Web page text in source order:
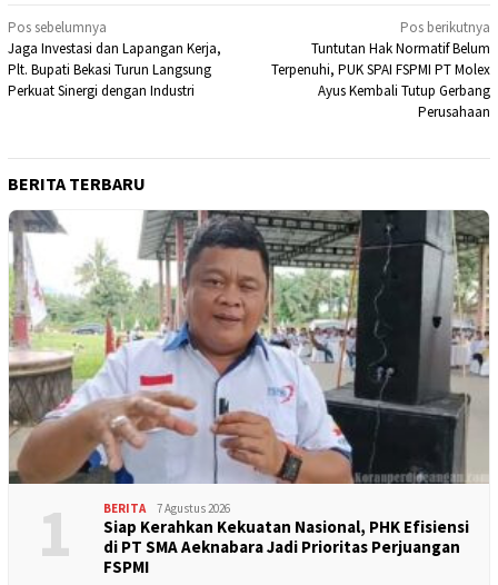
Navigasi
pos
Pos sebelumnya
Jaga Investasi dan Lapangan Kerja,
Plt. Bupati Bekasi Turun Langsung
Perkuat Sinergi dengan Industri
Pos berikutnya
Tuntutan Hak Normatif Belum
Terpenuhi, PUK SPAI FSPMI PT Molex
Ayus Kembali Tutup Gerbang
Perusahaan
BERITA TERBARU
1 BERITA 7 Agustus 2026
Siap Kerahkan Kekuatan Nasional, PHK Efisiensi
di PT SMA Aeknabara Jadi Prioritas Perjuangan
FSPMI